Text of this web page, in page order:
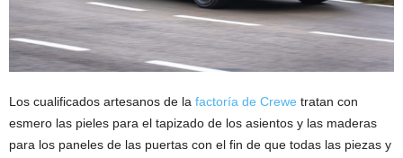
Los cualificados artesanos de la factoría de Crewe tratan con
esmero las pieles para el tapizado de los asientos y las maderas
para los paneles de las puertas con el fin de que todas las piezas y